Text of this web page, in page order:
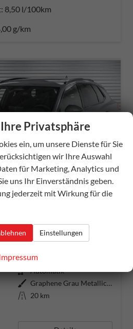
8,50 l/100km
g/km
Getriebe Automatik
Außenfarbe
Graphene Grau Metallic (R6)
Kilometerstand 20 km
Privatsphäre
ein, um unsere Dienste für Sie
wir Ihre Auswahl
für Marketing, Analytics und
uns Ihr Einverständnis geben.
jederzeit mit Wirkung für die
Einstellungen